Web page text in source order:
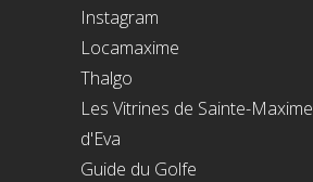
Instagram
Locamaxime
Thalgo
Les Vitrines de Sainte-Maxime
d'Eva
Guide du Golfe